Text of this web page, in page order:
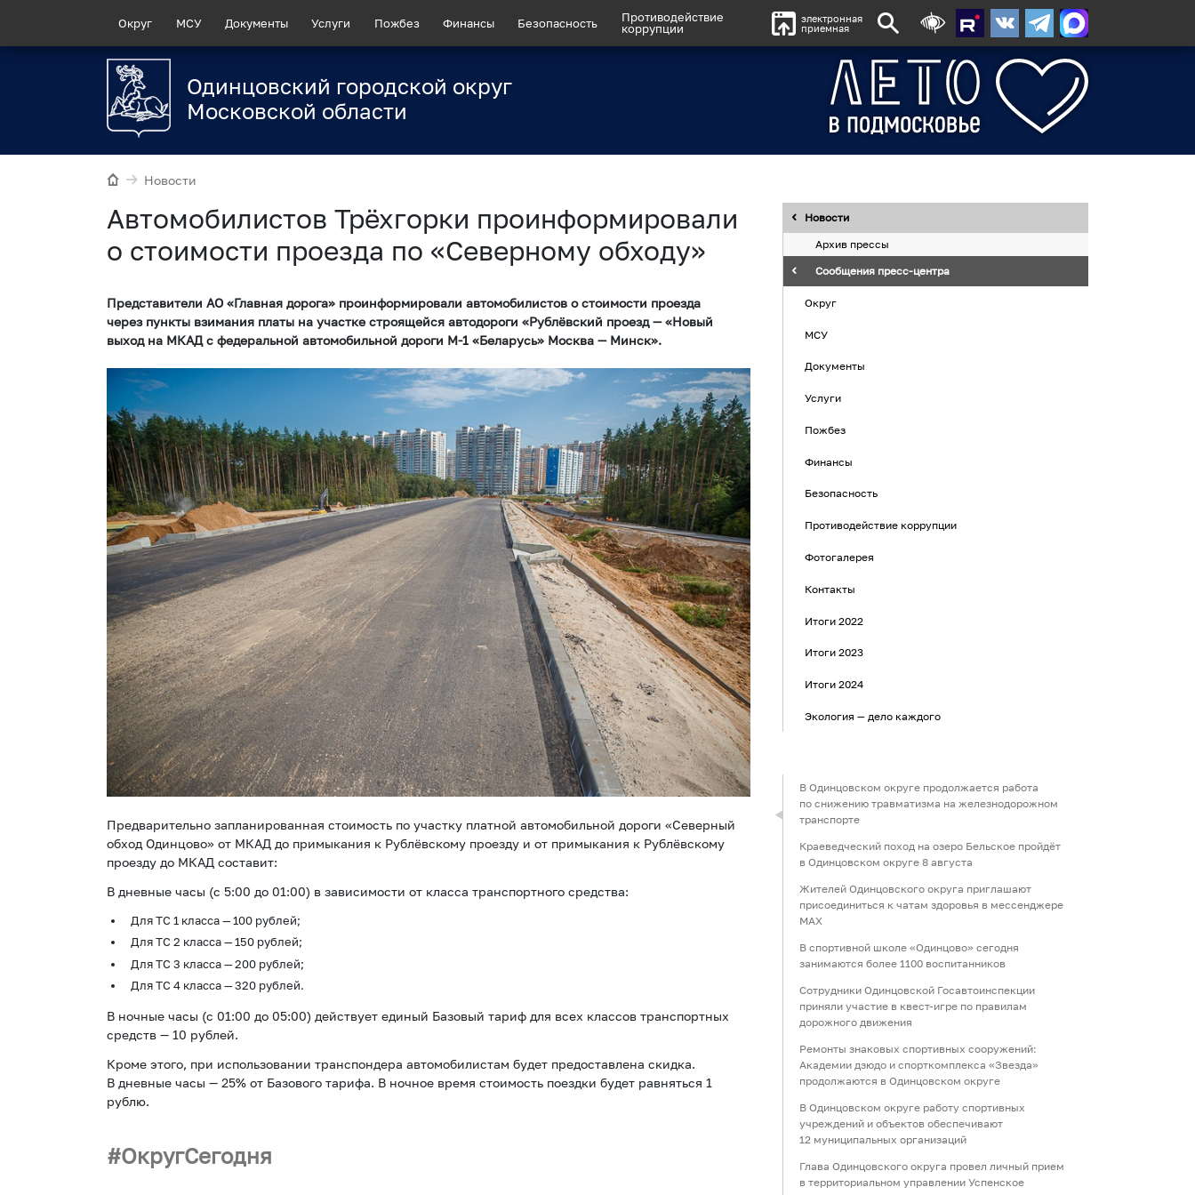
Округ МСУ Документы Услуги Пожбез Финансы Безопасность
Противодействие
коррупции
электронная
приемная
Одинцовский городской округ
Московской области
Новости
Автомобилистов Трёхгорки проинформировали
о стоимости проезда по «Северному обходу»
Представители АО «Главная дорога» проинформировали автомобилистов о стоимости проезда
через пункты взимания платы на участке строящейся автодороги «Рублёвский проезд — «Новый
выход на МКАД с федеральной автомобильной дороги М-1 «Беларусь» Москва — Минск».
Предварительно запланированная стоимость по участку платной автомобильной дороги «Северный
обход Одинцово» от МКАД до примыкания к Рублёвскому проезду и от примыкания к Рублёвскому
проезду до МКАД составит:
В дневные часы (с 5:00 до 01:00) в зависимости от класса транспортного средства:
Для ТС 1 класса — 100 рублей;
Для ТС 2 класса — 150 рублей;
Для ТС 3 класса — 200 рублей;
Для ТС 4 класса — 320 рублей.
В ночные часы (с 01:00 до 05:00) действует единый Базовый тариф для всех классов транспортных
средств — 10 рублей.
Кроме этого, при использовании транспондера автомобилистам будет предоставлена скидка.
В дневные часы — 25% от Базового тарифа. В ночное время стоимость поездки будет равняться 1
рублю.
ОкругСегодня
Новости
Архив прессы
Сообщения пресс-центра
Округ
МСУ
Документы
Услуги
Пожбез
Финансы
Безопасность
Противодействие коррупции
Фотогалерея
Контакты
Итоги 2022
Итоги 2023
Итоги 2024
Экология — дело каждого
В Одинцовском округе продолжается работа
по снижению травматизма на железнодорожном
транспорте
Краеведческий поход на озеро Бельское пройдёт
в Одинцовском округе 8 августа
Жителей Одинцовского округа приглашают
присоединиться к чатам здоровья в мессенджере
МАХ
В спортивной школе «Одинцово» сегодня
занимаются более 1100 воспитанников
Сотрудники Одинцовской Госавтоинспекции
приняли участие в квест-игре по правилам
дорожного движения
Ремонты знаковых спортивных сооружений:
Академии дзюдо и спорткомплекса «Звезда»
продолжаются в Одинцовском округе
В Одинцовском округе работу спортивных
учреждений и объектов обеспечивают
12 муниципальных организаций
Глава Одинцовского округа провел личный прием
в территориальном управлении Успенское